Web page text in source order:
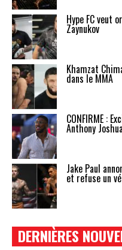
Hype FC veut
Zaynukov
Khamzat
dans le MMA
CONFIRMÉ :
Anthony
Jake Paul
et refuse un
DERNIÈRES